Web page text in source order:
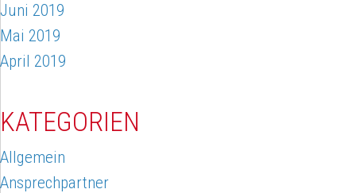
Juni 2019
Mai 2019
April 2019
KATEGORIEN
Allgemein
Ansprechpartner